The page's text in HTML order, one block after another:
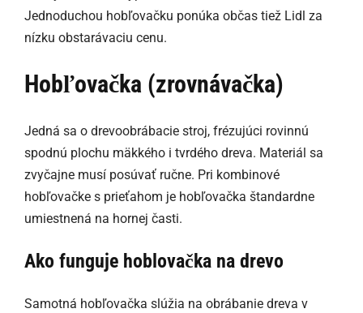
Jednoduchou hobľovačku ponúka občas tiež Lidl za
nízku obstarávaciu cenu.
Hobľovačka (zrovnávačka)
Jedná sa o drevoobrábacie stroj, frézujúci rovinnú
spodnú plochu mäkkého i tvrdého dreva. Materiál sa
zvyčajne musí posúvať ručne. Pri kombinové
hobľovačke s prieťahom je hobľovačka štandardne
umiestnená na hornej časti.
Ako funguje hoblovačka na drevo
Samotná hobľovačka slúžia na obrábanie dreva v